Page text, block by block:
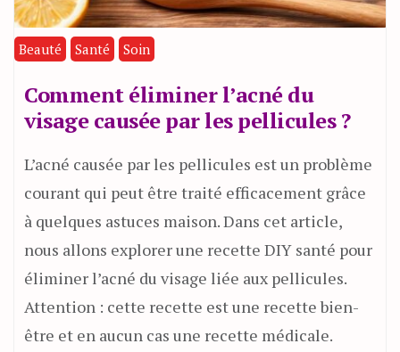
Beauté Santé Soin
Comment éliminer l’acné du
visage causée par les pellicules ?
L’acné causée par les pellicules est un problème
courant qui peut être traité efficacement grâce
à quelques astuces maison. Dans cet article,
nous allons explorer une recette DIY santé pour
éliminer l’acné du visage liée aux pellicules.
Attention : cette recette est une recette bien-
être et en aucun cas une recette médicale.